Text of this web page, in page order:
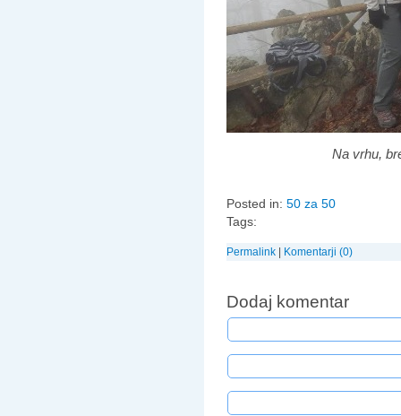
Na vrhu,
Posted in: 50 za 50
Tags:
Permalink Komentarji (0)
Dodaj komentar